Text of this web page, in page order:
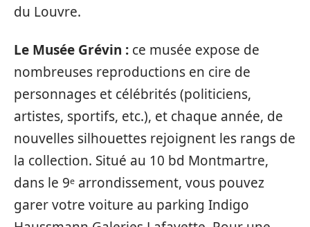
du Louvre.
Le Musée Grévin : ce musée expose de
nombreuses reproductions en cire de
personnages et célébrités (politiciens,
artistes, sportifs, etc.), et chaque année, de
nouvelles silhouettes rejoignent les rangs de
la collection. Situé au 10 bd Montmartre,
dans le 9ᵉ arrondissement, vous pouvez
garer votre voiture au parking Indigo